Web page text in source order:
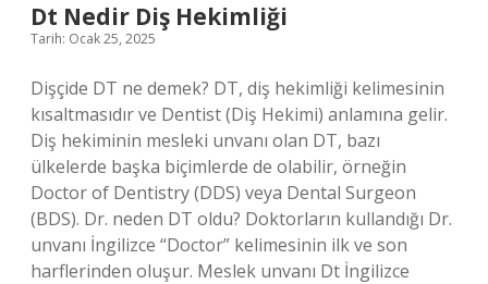
Dt Nedir Diş Hekimliği
Tarih: Ocak 25, 2025
Dişçide DT ne demek? DT, diş hekimliği kelimesinin
kısaltmasıdır ve Dentist (Diş Hekimi) anlamına gelir.
Diş hekiminin mesleki unvanı olan DT, bazı
ülkelerde başka biçimlerde de olabilir, örneğin
Doctor of Dentistry (DDS) veya Dental Surgeon
(BDS). Dr. neden DT oldu? Doktorların kullandığı Dr.
unvanı İngilizce “Doctor” kelimesinin ilk ve son
harflerinden oluşur. Meslek unvanı Dt İngilizce